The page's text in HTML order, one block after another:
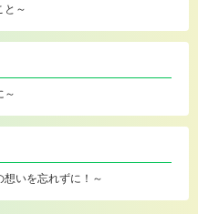
と～
～
いを忘れずに！～